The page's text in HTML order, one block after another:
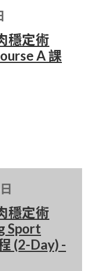
穩定術
A 課
穩定術
Sport
(2-Day) -